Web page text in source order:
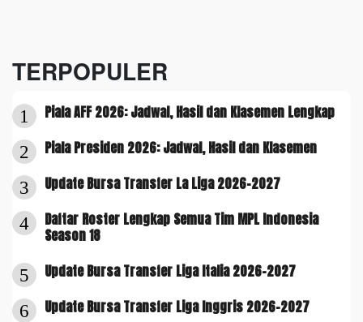
TERPOPULER
1 Piala AFF 2026: Jadwal, Hasil dan Klasemen Lengkap
2 Piala Presiden 2026: Jadwal, Hasil dan Klasemen
3 Update Bursa Transfer La Liga 2026-2027
4
Daftar Roster Lengkap Semua Tim MPL Indonesia
Season 18
5 Update Bursa Transfer Liga Italia 2026-2027
6 Update Bursa Transfer Liga Inggris 2026-2027